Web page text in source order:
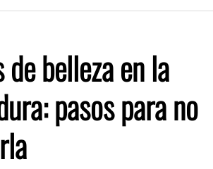
belleza en la
pasos para no